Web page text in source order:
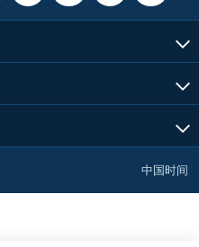
中国时间